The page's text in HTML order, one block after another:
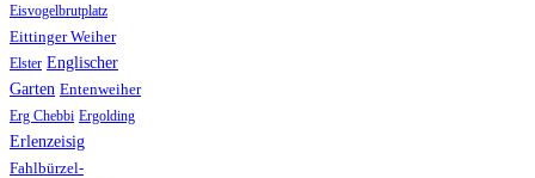
Eisvogelbrutplatz
Eittinger Weiher
Elster Englischer
Garten Entenweiher
Erg Chebbi Ergolding
Erlenzeisig
Fahlbürzel-